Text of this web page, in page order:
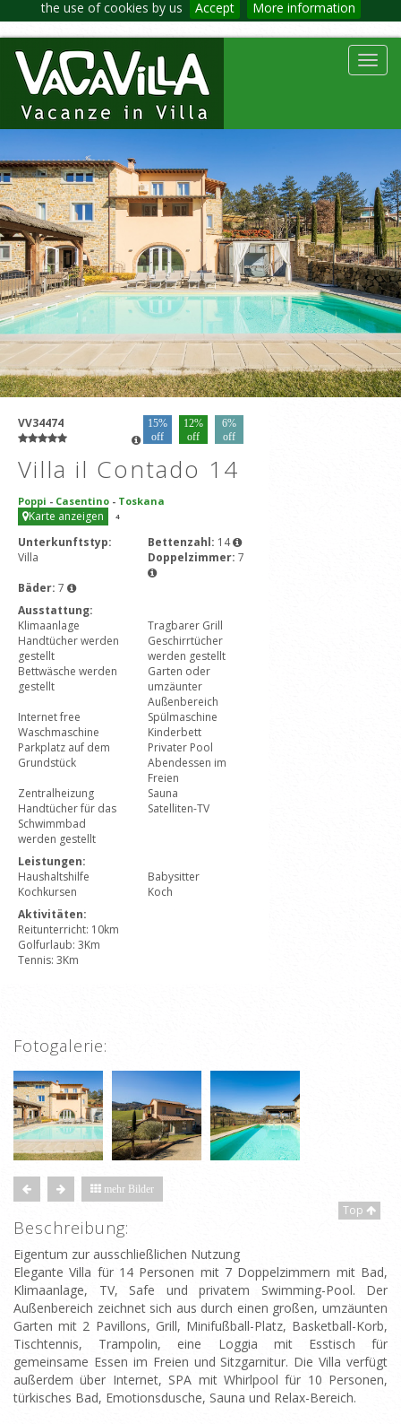
the use of cookies by us Accept More information
VV34474
15%
off
12%
off
6%
off
Villa il Contado 14
Poppi - Casentino - Toskana
Karte anzeigen 4
Unterkunftstyp:
Villa
Bettenzahl: 14
Doppelzimmer: 7
Bäder: 7
Ausstattung:
Klimaanlage
Tragbarer Grill
Handtücher werden
gestellt
Geschirrtücher
werden gestellt
Bettwäsche werden
gestellt
Garten oder
umzäunter
Außenbereich
Internet free
Spülmaschine
Waschmaschine
Kinderbett
Parkplatz auf dem
Grundstück
Privater Pool
Abendessen im
Freien
Zentralheizung
Sauna
Handtücher für das
Schwimmbad
werden gestellt
Satelliten-TV
Leistungen:
Haushaltshilfe
Babysitter
Kochkursen
Koch
Aktivitäten:
Reitunterricht: 10km
Golfurlaub: 3Km
Tennis: 3Km
Fotogalerie:
mehr Bilder
Top
Beschreibung:
Eigentum zur ausschließlichen Nutzung
Elegante Villa für 14 Personen mit 7 Doppelzimmern mit Bad,
Klimaanlage, TV, Safe und privatem Swimming-Pool. Der
Außenbereich zeichnet sich aus durch einen großen, umzäunten
Garten mit 2 Pavillons, Grill, Minifußball-Platz, Basketball-Korb,
Tischtennis, Trampolin, eine Loggia mit Esstisch für
gemeinsame Essen im Freien und Sitzgarnitur. Die Villa verfügt
außerdem über Internet, SPA mit Whirlpool für 10 Personen,
türkisches Bad, Emotionsdusche, Sauna und Relax-Bereich.